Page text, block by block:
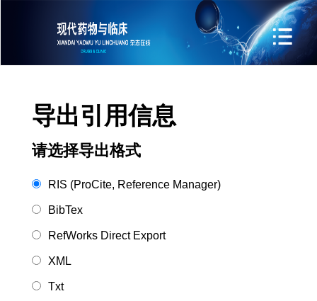
导出引用信息
请选择导出格式
RIS (ProCite, Reference Manager)
BibTex
RefWorks Direct Export
XML
Txt